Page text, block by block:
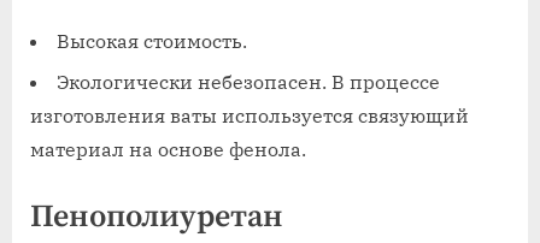
Высокая стоимость.
Экологически небезопасен. В процессе
изготовления ваты используется связующий
материал на основе фенола.
Пенополиуретан